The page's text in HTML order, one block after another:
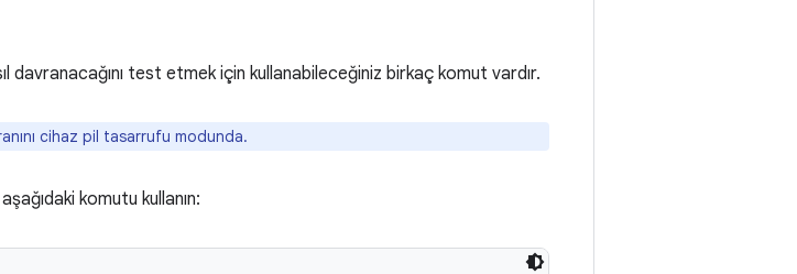
davranacağını test etmek için kullanabileceğiniz birkaç komut vardır.
cihaz pil tasarrufu modunda.
komutu kullanın: